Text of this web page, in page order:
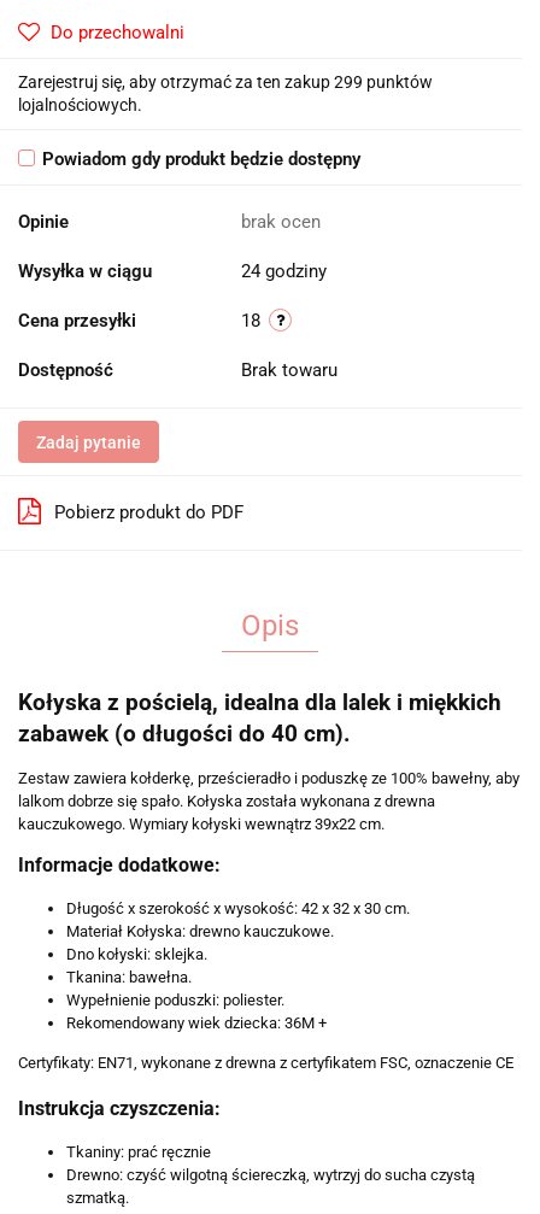
Do przechowalni
Zarejestruj się, aby otrzymać za ten zakup 299 punktów
lojalnościowych.
Powiadom gdy produkt będzie dostępny
Opinie brak ocen
Wysyłka w ciągu 24 godziny
Cena przesyłki 18
Dostępność Brak towaru
Zadaj pytanie
Pobierz produkt do PDF
Opis
Kołyska z pościelą, idealna dla lalek i miękkich
zabawek (o długości do 40 cm).
Zestaw zawiera kołderkę, prześcieradło i poduszkę ze 100% bawełny, aby
lalkom dobrze się spało. Kołyska została wykonana z drewna
kauczukowego. Wymiary kołyski wewnątrz 39x22 cm.
Informacje dodatkowe:
Długość x szerokość x wysokość: 42 x 32 x 30 cm.
Materiał Kołyska: drewno kauczukowe.
Dno kołyski: sklejka.
Tkanina: bawełna.
Wypełnienie poduszki: poliester.
Rekomendowany wiek dziecka: 36M +
Certyfikaty: EN71, wykonane z drewna z certyfikatem FSC, oznaczenie CE
Instrukcja czyszczenia:
Tkaniny: prać ręcznie
Drewno: czyść wilgotną ściereczką, wytrzyj do sucha czystą
szmatką.